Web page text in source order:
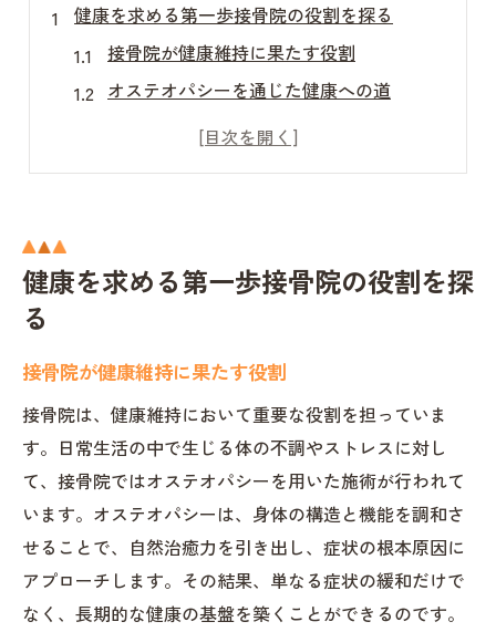
健康を求める第一歩接骨院の役割を探る
接骨院が健康維持に果たす役割
オステオパシーを通じた健康への道
おぎの接骨院の特色あるアプローチ
おぎの接骨院オステオパシーの施術法とは
施術の流れとその効果
他の療法との違いを理解する
患者に合わせた施術プラン
実際の施術例から学ぶオステオパシー
薬に頼らない治療接骨院の新しいアプローチ
自然治癒力を活かした治療法
薬を使わない健康維持の理由
健康を求める第一歩接骨院の役割を探
る
接骨院が健康維持に果たす役割
接骨院は、健康維持において重要な役割を担っていま
す。日常生活の中で生じる体の不調やストレスに対し
て、接骨院ではオステオパシーを用いた施術が行われて
います。オステオパシーは、身体の構造と機能を調和さ
せることで、自然治癒力を引き出し、症状の根本原因に
アプローチします。その結果、単なる症状の緩和だけで
なく、長期的な健康の基盤を築くことができるのです。